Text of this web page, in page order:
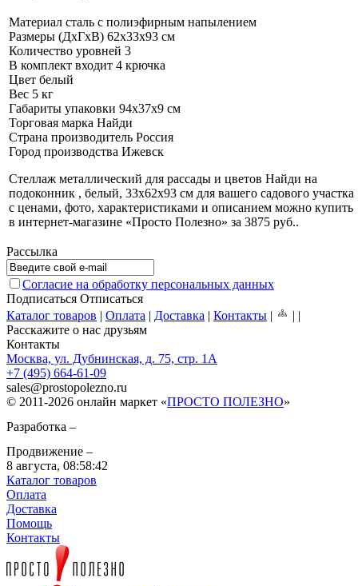
Материал сталь с полиэфирным напылением
Размеры (ДхГхВ) 62x33x93 см
Количество уровней 3
В комплект входит 4 крючка
Цвет белый
Вес 5 кг
Габариты упаковки 94x37x9 см
Торговая марка Найди
Страна производитель Россия
Город производства Ижевск
Стеллаж металлический для рассады и цветов Найди на
подоконник , белый, 33х62х93 см для вашего садового участка
с ценами, фото, характеристиками и описанием можно купить
в интернет-магазине «Просто Полезно» за 3875 руб..
Рассылка
Согласие на обработку персональных данных
Подписаться Отписаться
Каталог товаров | Оплата | Доставка | Контакты | | |
Расскажите о нас друзьям
Контакты
Москва, ул. Дубнинская, д. 75, стр. 1А
+7 (495) 664-61-09
sales@prostopolezno.ru
© 2011-2026 онлайн маркет «ПРОСТО ПОЛЕЗНО»
Разработка –
Продвижение –
8 августа, 08:58:42
Каталог товаров
Оплата
Доставка
Помощь
Контакты